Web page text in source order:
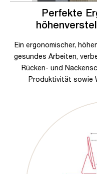
Perfekte
Ein ergonomischer,
gesundes Arbeiten,
Rücken- und
Produktivität sowie